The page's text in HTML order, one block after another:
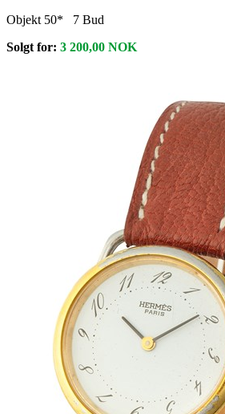
Objekt 50*
7 Bud
Solgt for: 3 200,00 NOK